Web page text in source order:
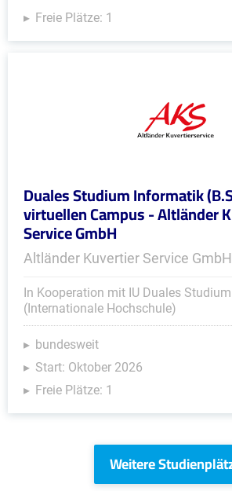
Freie Plätze: 1
Duales Studium Informatik
virtuellen Campus - Altländer
Service GmbH
Altländer Kuvertier Service GmbH
In Kooperation mit IU Duales Studium
(Internationale Hochschule)
bundesweit
Start: Oktober 2026
Freie Plätze: 1
Weitere